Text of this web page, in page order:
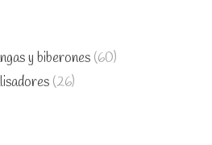
y biberones (60)
(26)